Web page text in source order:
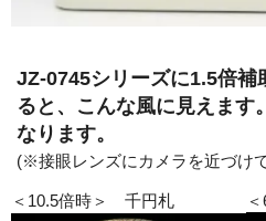
JZ-0745シリーズに1.5倍補
ると、こんな風に見えます。
なります。
(※接眼レンズにカメラを近づけ
＜10.5倍時＞ 千円札